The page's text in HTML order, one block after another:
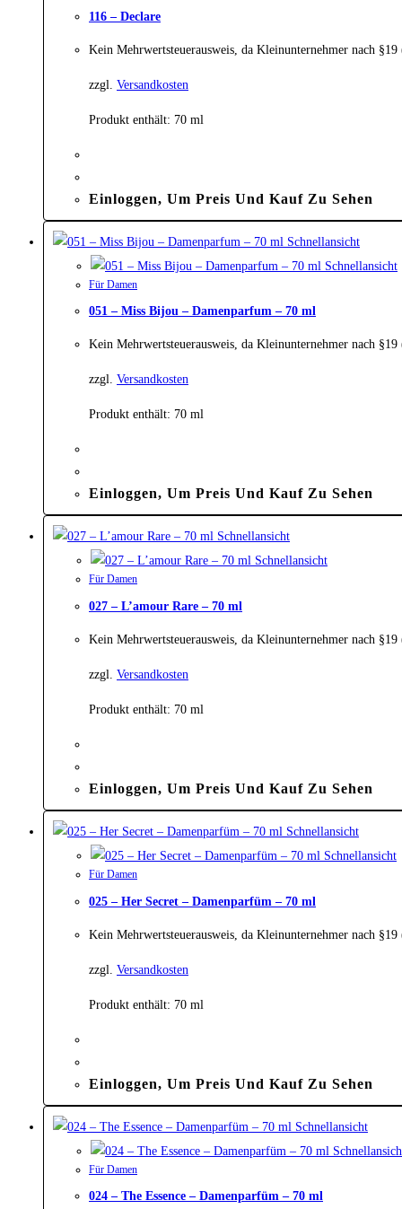
116 – Declare
Kein Mehrwertsteuerausweis, da Kleinunternehmer nach
zzgl. Versandkosten
Produkt enthält: 70 ml
Einloggen, Um Preis Und Kauf Zu Sehen
Schnellansicht
Schnellansicht
Für Damen
051 – Miss Bijou – Damenparfum – 70 ml
Kein Mehrwertsteuerausweis, da Kleinunternehmer nach
zzgl. Versandkosten
Produkt enthält: 70 ml
Einloggen, Um Preis Und Kauf Zu Sehen
Schnellansicht
Schnellansicht
Für Damen
027 – L’amour Rare – 70 ml
Kein Mehrwertsteuerausweis, da Kleinunternehmer nach
zzgl. Versandkosten
Produkt enthält: 70 ml
Einloggen, Um Preis Und Kauf Zu Sehen
Schnellansicht
Schnellansicht
Für Damen
025 – Her Secret – Damenparfüm – 70 ml
Kein Mehrwertsteuerausweis, da Kleinunternehmer nach
zzgl. Versandkosten
Produkt enthält: 70 ml
Einloggen, Um Preis Und Kauf Zu Sehen
Schnellansicht
Für Damen
024 – The Essence – Damenparfüm – 70 ml